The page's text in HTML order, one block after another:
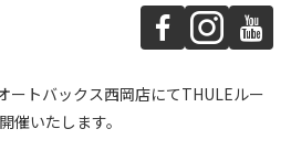
ートバックス西岡店にてTHULEルー
催いたします。